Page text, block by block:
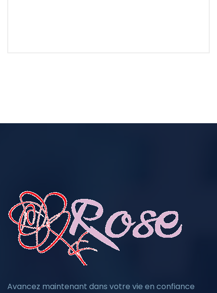
Avancez maintenant dans votre vie en confiance